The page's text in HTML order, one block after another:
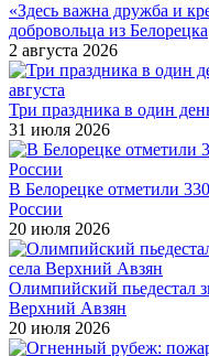
«Здесь важна дружба и
добровольца из Белорецка
2 августа 2026
Три праздника в один
31 июля 2026
В Белорецке отметили
России
20 июля 2026
Олимпийский пьедестал
Верхний Авзян
20 июля 2026